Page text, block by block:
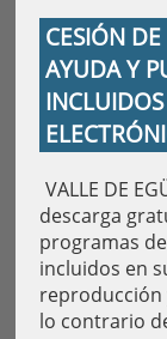
CESIÓN
AYUDA Y
VALLE DE
descarga
programas
incluidos en
reproducción
lo contrario